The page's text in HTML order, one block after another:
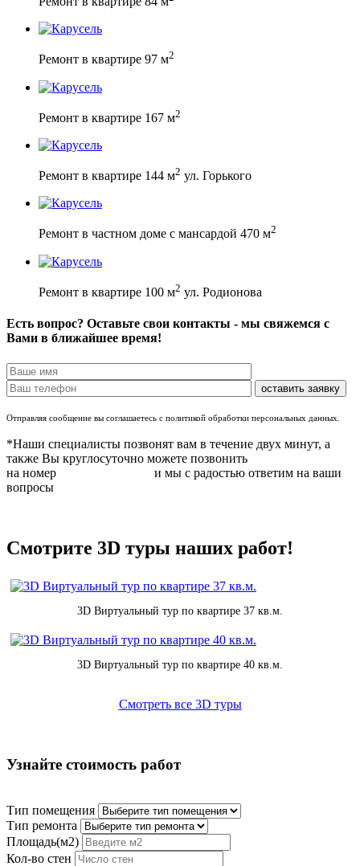
Ремонт в квартире 97 м2
Ремонт в квартире 167 м2
Ремонт в квартире 144 м2 ул. Горького
Ремонт в частном доме с мансардой 470 м2
Ремонт в квартире 100 м2 ул. Родионова
Есть вопрос? Оставьте свои контакты - мы свяжемся с
Вами в ближайшее время!
Отправляя сообщение вы соглашаетесь с политикой обработки персональных данных.
*Наши специалисты позвонят вам в течение двух минут, а
также Вы круглосуточно можете позвонить
на номер
и мы с радостью ответим на ваши
вопросы
Смотрите 3D туры наших работ!
3D Виртуальный тур по квартире 37 кв.м.
3D Виртуальный тур по квартире 40 кв.м.
Смотреть все 3D туры
Узнайте стоимость работ
Тип помещения
Тип ремонта
Площадь(м2)
Кол-во стен